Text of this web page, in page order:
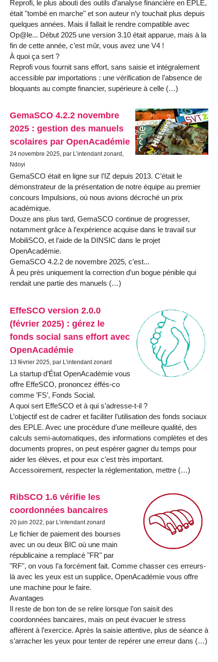
Reprofi, le plus abouti des outils d’analyse financière en EPLE,
était "tombé en marche" et son auteur n’y touchait plus depuis
quelques années. Mais il fallait le rendre compatible avec
Op@le... Début 2025 une version 3.10 était apparue, mais à la
fin de cette année, c’est mûr, vous avez une V4 !
À quoi ça sert ?
Reprofi vous fournit sans effort, sans saisie et intégralement
accessible par importations : une vérification de l’absence de
bloquants au compte financier, supérieure à celle (…)
GemaSCO 4.2.2 novembre
2025 : gestion des manuels
scolaires par OpenAcadémie
24 novembre 2025, par L’intendant zonard,
Ndoyi
GemaSCO était en ligne sur l’IZ depuis 2013. C’était le
démonstrateur de la présentation de notre équipe au premier
concours Impulsions, où nous avions décroché un prix
académique.
Douze ans plus tard, GemaSCO continue de progresser,
notamment grâce à l’expérience acquise dans le travail sur
MobiliSCO, et l’aide de la DINSIC dans le projet
OpenAcadémie.
GemaSCO 4.2.2 de novembre 2025, c’est...
À peu près uniquement la correction d’un bogue pénible qui
rendait une partie des manuels (…)
EffeSCO version 2.0.0
(février 2025) : gérez le
fonds social sans effort avec
OpenAcadémie
13 février 2025, par L’intendant zonard
La startup d’État OpenAcadémie vous
offre EffeSCO, prononcez éffés-co
comme ’FS’, Fonds Social.
A quoi sert EffeSCO et à qui s’adresse-t-il ?
L’objectif est de cadrer et faciliter l’utilisation des fonds sociaux
des EPLE. Avec une procédure d’une meilleure qualité, des
calculs semi-automatiques, des informations complètes et des
documents propres, on peut espérer gagner du temps pour
aider les élèves, et pour eux c’est très important.
Accessoirement, respecter la réglementation, mettre (…)
RibSCO 1.6 vérifie les
coordonnées bancaires
20 juin 2022, par L’intendant zonard
Le fichier de paiement des bourses
avec un ou deux BIC où une main
républicaine a remplacé "FR" par
"RF", on vous l’a forcément fait. Comme chasser ces erreurs-
là avec les yeux est un supplice, OpenAcadémie vous offre
une machine pour le faire.
Avantages
Il reste de bon ton de se relire lorsque l’on saisit des
coordonnées bancaires, mais on peut évacuer le stress
afférent à l’exercice. Après la saisie attentive, plus de séance à
s’arracher les yeux pour tenter de repérer une erreur dans (…)